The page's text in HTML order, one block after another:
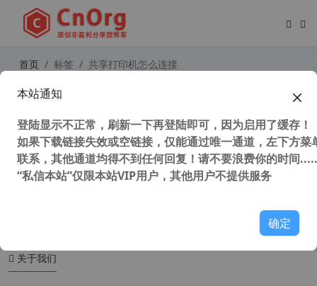
首页 标签 共享打印机怎么连接
Win10 以上系统共享打印机 报错误 0
以上所有电脑可用
关于我们
本站通知
登陆显示不正常，刷新一下再登陆即可，因为启用了缓存！
如果下载链接失效或空链接，仅能通过唯一通道，左下方菜
联系，其他通道均得不到任何回复！请不要浪费你的时间
“私信本站”仅限本站VIP用户，其他用户不提供服务
确定